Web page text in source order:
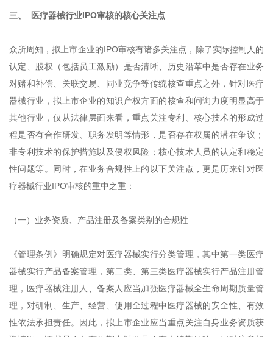
三、 医疗器械行业IPO审核的核心关注点
众所周知，拟上市企业的IPO审核有诸多关注点，除了实际控制人的
认定、股权（包括员工激励）是否清晰、历史沿革中是否存在业务
对赌和补偿、关联交易、同业竞争等传统核查重点之外，针对医疗
器械行业，拟上市企业的知识产权方面的核查和问询力度明显高于
其他行业，仅从法律层面来看，重点关注专利、核心技术的形成过
程是否有合作研发、职务发明等情形，是否存在权属的潜在争议；
非专利技术的保护措施以及侵权风险；核心技术人员的认定和稳定
性问题等。同时，在业务合规性上的以下关注点，更是历来针对医
疗器械行业IPO审核的重中之重：
（一）业务资质、产品注册及备案类别的合规性
《管理条例》明确规定对医疗器械实行分类管理，其中第一类医疗
器械实行产品备案管理，第二类、第三类医疗器械实行产品注册管
理，医疗器械注册人、备案人应当加强医疗器械全生命周期质量管
理，对研制、生产、经营、使用全过程中医疗器械的安全性、有效
性依法承担责任。因此，拟上市企业应当重点关注自身业务资质获